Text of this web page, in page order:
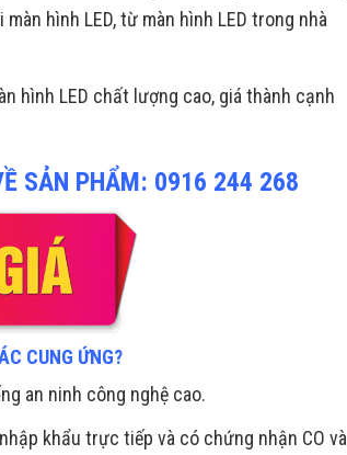
hình LED, từ màn hình LED trong nhà
hình LED chất lượng cao, giá thành cạnh
SẢN PHẨM: 0916 244 268
CUNG ỨNG?
an ninh công nghệ cao.
khẩu trực tiếp và có chứng nhận CO và